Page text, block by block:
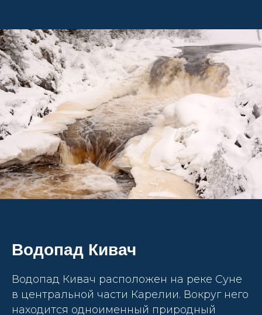
Водопад Кивач
Водопад Кивач расположен на реке Суне
в центральной части Карелии. Вокруг него
находится одноименный природный